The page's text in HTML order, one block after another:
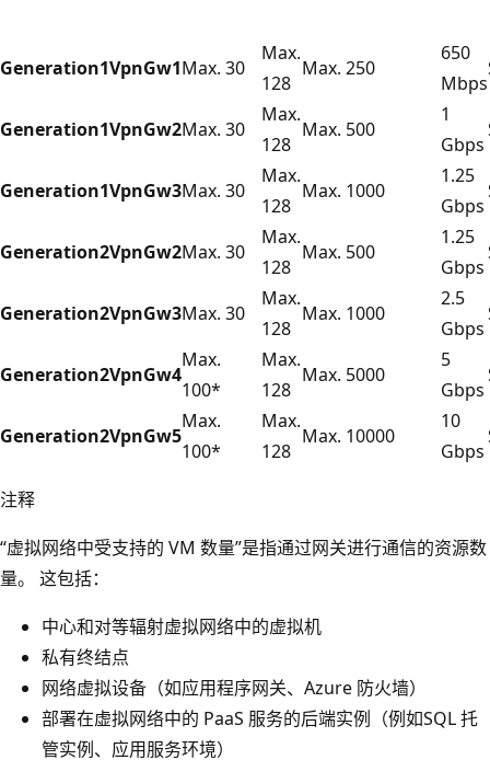
Generation1VpnGw1Max. 30
Max.
128
Max. 250
650
Mbps
Generation1VpnGw2Max. 30
Max.
128
Max. 500
1
Gbps
Generation1VpnGw3Max. 30
Max.
128
Max. 1000
1.25
Gbps
Generation2VpnGw2Max. 30
Max.
128
Max. 500
1.25
Gbps
Generation2VpnGw3Max. 30
Max.
128
Max. 1000
2.5
Gbps
Generation2VpnGw4
Max.
100*
Max.
128
Max. 5000
5
Gbps
Generation2VpnGw5
Max.
100*
Max.
128
Max. 10000
10
Gbps
注释
“虚拟网络中受支持的 VM 数量”是指通过网关进行通信的资源数
量。 这包括：
中心和对等辐射虚拟网络中的虚拟机
私有终结点
网络虚拟设备（如应用程序网关、Azure 防火墙）
部署在虚拟网络中的 PaaS 服务的后端实例（例如SQL 托
管实例、应用服务环境）